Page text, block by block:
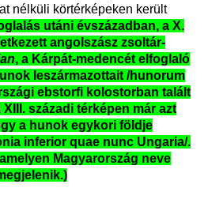
nélküli körtérképeken került
utáni évszázadban, a X.
angolszász zsoltár-
, a Kárpát-medencét elfoglaló
leszármazottait /hunorum
ebstorfi kolostorban talált
XIII. századi térképen már azt
a hunok egykori földje
inferior quae nunc Ungaria/.
Magyarország neve